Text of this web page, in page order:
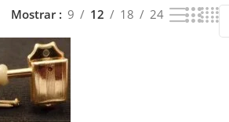
Mostrar 9 12 18 24